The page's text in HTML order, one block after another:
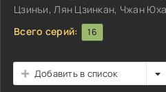
Цзинъи, Лян Цзинкан, Чжан
Всего серий:
16
Добавить в список